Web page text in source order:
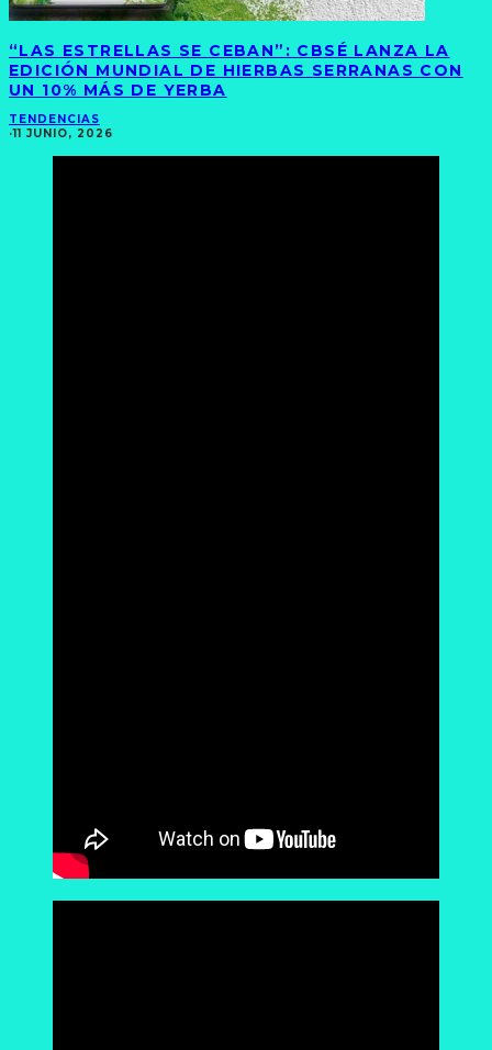
“LAS ESTRELLAS SE CEBAN”: CBSÉ LANZA LA
EDICIÓN MUNDIAL DE HIERBAS SERRANAS CON
UN 10% MÁS DE YERBA
TENDENCIAS
·11 JUNIO, 2026